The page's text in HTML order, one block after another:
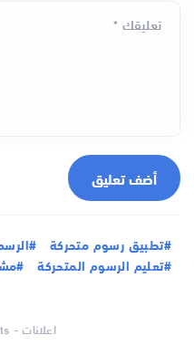
تعليقك *
أضف تعليق
#تطبيق رسوم متحركة
#تعليم الرسوم المتحركة
اعلانات - Advertisements